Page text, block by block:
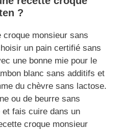
?
monsieur sans
un pain certifié sans
une bonne mie pour le
blanc sans additifs et
du chèvre sans lactose.
ou de beurre sans
fais cuire dans un
croque monsieur